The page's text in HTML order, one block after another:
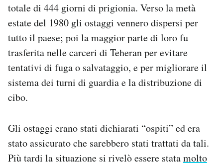
totale di 444 giorni di prigionia. Verso la metà
estate del 1980 gli ostaggi vennero dispersi per
tutto il paese; poi la maggior parte di loro fu
trasferita nelle carceri di Teheran per evitare
tentativi di fuga o salvataggio, e per migliorare il
sistema dei turni di guardia e la distribuzione di
cibo.
Gli ostaggi erano stati dichiarati “ospiti” ed era
stato assicurato che sarebbero stati trattati da tali.
Più tardi la situazione si rivelò essere statamolto